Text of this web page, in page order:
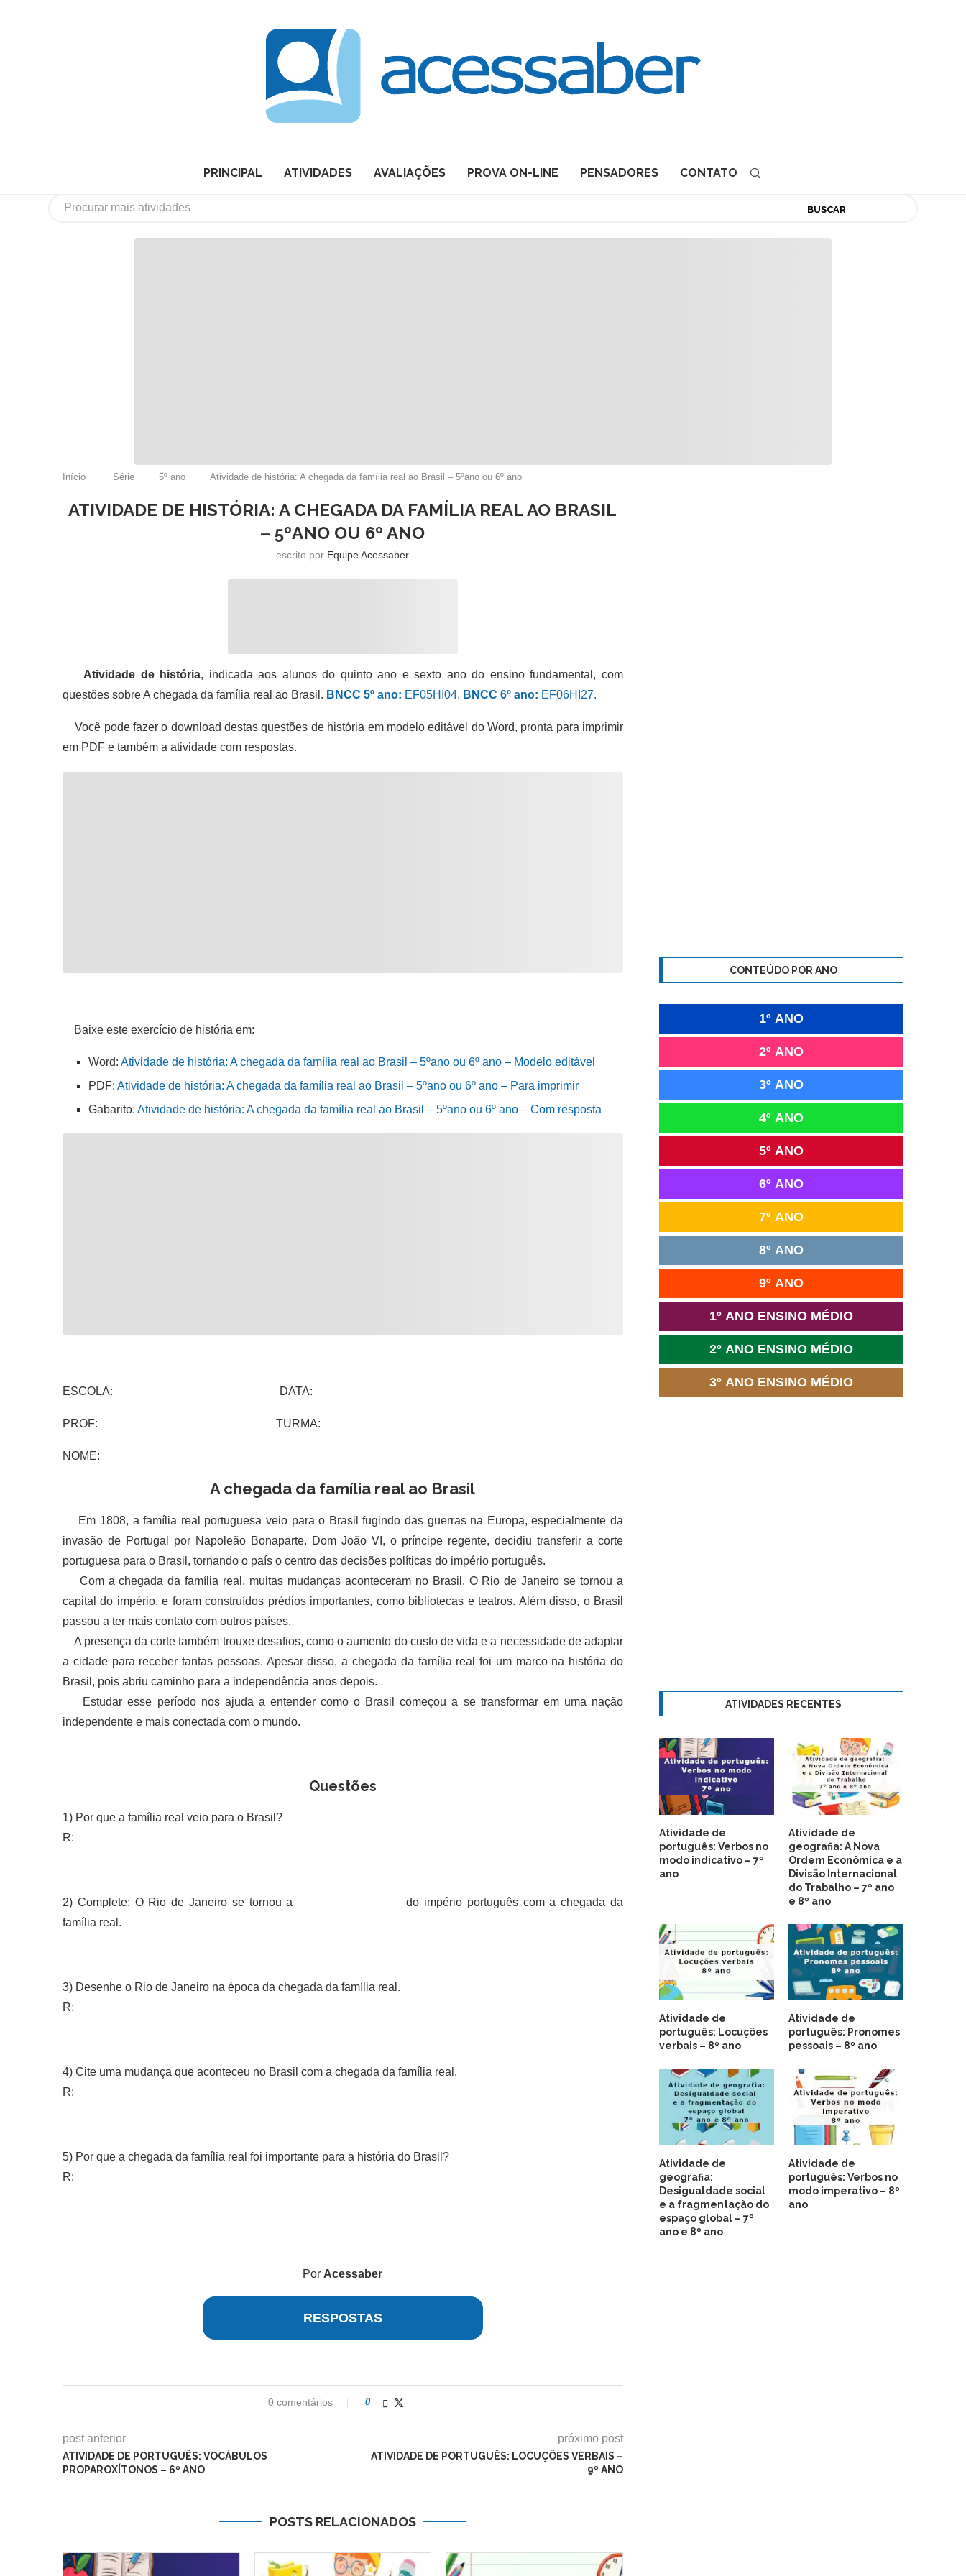
PRINCIPAL ATIVIDADES AVALIAÇÕES PROVA ON-LINE PENSADORES CONTATO
BUSCAR
Início Série 5º ano Atividade de história: A chegada da família real ao Brasil – 5ºano ou 6º ano
ATIVIDADE DE HISTÓRIA: A CHEGADA DA FAMÍLIA REAL AO BRASIL
– 5ºANO OU 6º ANO
escrito por Equipe Acessaber
Atividade de história, indicada aos alunos do quinto ano e sexto ano do ensino fundamental, com
questões sobre A chegada da família real ao Brasil. BNCC 5º ano: EF05HI04. BNCC 6º ano: EF06HI27.
Você pode fazer o download destas questões de história em modelo editável do Word, pronta para imprimir
em PDF e também a atividade com respostas.
Baixe este exercício de história em:
Word: Atividade de história: A chegada da família real ao Brasil – 5ºano ou 6º ano – Modelo editável
PDF: Atividade de história: A chegada da família real ao Brasil – 5ºano ou 6º ano – Para imprimir
Gabarito: Atividade de história: A chegada da família real ao Brasil – 5ºano ou 6º ano – Com resposta
ESCOLA: DATA:
PROF: TURMA:
NOME:
A chegada da família real ao Brasil
Em 1808, a família real portuguesa veio para o Brasil fugindo das guerras na Europa, especialmente da
invasão de Portugal por Napoleão Bonaparte. Dom João VI, o príncipe regente, decidiu transferir a corte
portuguesa para o Brasil, tornando o país o centro das decisões políticas do império português.
Com a chegada da família real, muitas mudanças aconteceram no Brasil. O Rio de Janeiro se tornou a
capital do império, e foram construídos prédios importantes, como bibliotecas e teatros. Além disso, o Brasil
passou a ter mais contato com outros países.
A presença da corte também trouxe desafios, como o aumento do custo de vida e a necessidade de adaptar
a cidade para receber tantas pessoas. Apesar disso, a chegada da família real foi um marco na história do
Brasil, pois abriu caminho para a independência anos depois.
Estudar esse período nos ajuda a entender como o Brasil começou a se transformar em uma nação
independente e mais conectada com o mundo.
Questões
1) Por que a família real veio para o Brasil?
R:
2) Complete: O Rio de Janeiro se tornou a ________________ do império português com a chegada da
família real.
3) Desenhe o Rio de Janeiro na época da chegada da família real.
R:
4) Cite uma mudança que aconteceu no Brasil com a chegada da família real.
R:
5) Por que a chegada da família real foi importante para a história do Brasil?
R:
Por Acessaber
RESPOSTAS
0 comentários 0
post anterior
ATIVIDADE DE PORTUGUÊS: VOCÁBULOS
PROPAROXÍTONOS – 6º ANO
próximo post
ATIVIDADE DE PORTUGUÊS: LOCUÇÕES VERBAIS –
9º ANO
POSTS RELACIONADOS
CONTEÚDO POR ANO
1º ANO
2º ANO
3º ANO
4º ANO
5º ANO
6º ANO
7º ANO
8º ANO
9º ANO
1º ANO ENSINO MÉDIO
2º ANO ENSINO MÉDIO
3º ANO ENSINO MÉDIO
ATIVIDADES RECENTES
Atividade de
português: Verbos no
modo indicativo – 7º
ano
Atividade de
geografia: A Nova
Ordem Econômica e a
Divisão Internacional
do Trabalho – 7º ano
e 8º ano
Atividade de
português: Locuções
verbais – 8º ano
Atividade de
português: Pronomes
pessoais – 8º ano
Atividade de
geografia:
Desigualdade social
e a fragmentação do
espaço global – 7º
ano e 8º ano
Atividade de
português: Verbos no
modo imperativo – 8º
ano